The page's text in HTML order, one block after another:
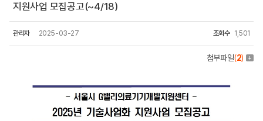
지원사업 모집공고(~4/18)
관리자 2025-03-27 조회수 1,501
첨부파일(2)